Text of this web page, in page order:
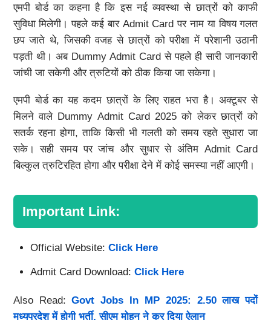
एमपी बोर्ड का कहना है कि इस नई व्यवस्था से छात्रों को काफी
सुविधा मिलेगी। पहले कई बार Admit Card पर नाम या विषय गलत
छप जाते थे, जिसकी वजह से छात्रों को परीक्षा में परेशानी उठानी
पड़ती थी। अब Dummy Admit Card से पहले ही सारी जानकारी
जांची जा सकेगी और त्रुटियों को ठीक किया जा सकेगा।
एमपी बोर्ड का यह कदम छात्रों के लिए राहत भरा है। अक्टूबर से
मिलने वाले Dummy Admit Card 2025 को लेकर छात्रों को
सतर्क रहना होगा, ताकि किसी भी गलती को समय रहते सुधारा जा
सके। सही समय पर जांच और सुधार से अंतिम Admit Card
बिल्कुल त्रुटिरहित होगा और परीक्षा देने में कोई समस्या नहीं आएगी।
Important Link:
Official Website: Click Here
Admit Card Download: Click Here
Also Read:Govt Jobs In MP 2025: 2.50 लाख पदों
मध्यप्रदेश में होगी भर्ती, सीएम मोहन ने कर दिया ऐलान